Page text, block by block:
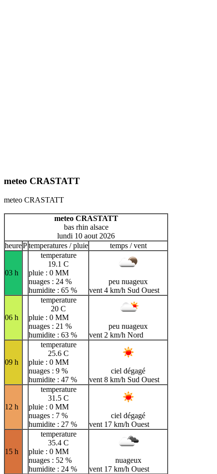
meteo CRASTATT
meteo CRASTATT
meteo CRASTATT
bas rhin alsace
lundi 10 aout 2026
heurePtemperatures / pluie temps / vent
03 h
temperature
19.1 C
pluie : 0 MM
nuages : 24 %
humidite : 65 %
peu nuageux
vent 4 km/h Sud Ouest
06 h
temperature
20 C
pluie : 0 MM
nuages : 21 %
humidite : 63 %
peu nuageux
vent 2 km/h Nord
09 h
temperature
25.6 C
pluie : 0 MM
nuages : 9 %
humidite : 47 %
ciel dégagé
vent 8 km/h Sud Ouest
12 h
temperature
31.5 C
pluie : 0 MM
nuages : 7 %
humidite : 27 %
ciel dégagé
vent 17 km/h Ouest
15 h
temperature
35.4 C
pluie : 0 MM
nuages : 52 %
humidite : 24 %
nuageux
vent 17 km/h Ouest